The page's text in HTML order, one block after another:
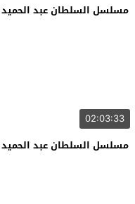
مسلسل السلطان عبد الحميد
02:03:33
مسلسل السلطان عبد الحميد